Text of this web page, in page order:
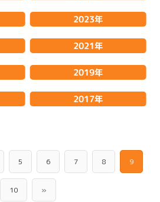
2023年
2021年
2019年
2017年
5 6 7 8 9
10 »